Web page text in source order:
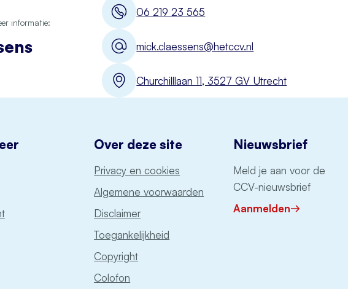
06 219 23 565
mick.claessens@hetccv.nl
Churchilllaan 11, 3527 GV Utrecht
informatie:
Over deze site
Privacy en cookies
Algemene voorwaarden
Disclaimer
Toegankelijkheid
Copyright
Colofon
Nieuwsbrief
Meld je aan voor de
CCV-nieuwsbrief
Aanmelden